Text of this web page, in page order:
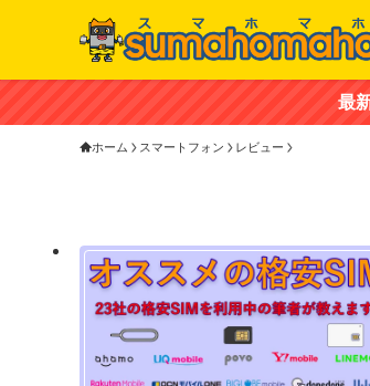
最新折り畳みスマ
ホーム スマートフォン レビュー